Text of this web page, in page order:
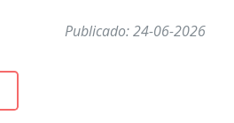
Publicado: 24-06-2026